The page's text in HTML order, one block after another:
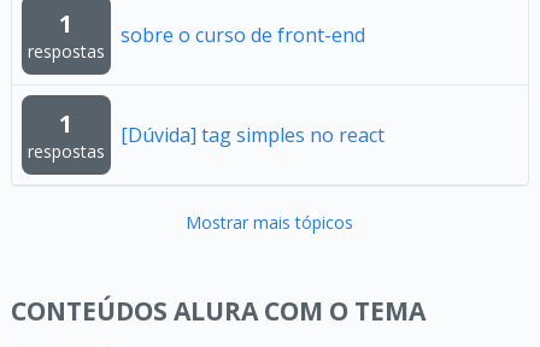
1
respostas
sobre o curso de front-end
1
respostas
[Dúvida] tag simples no react
Mostrar mais tópicos
CONTEÚDOS ALURA COM O TEMA